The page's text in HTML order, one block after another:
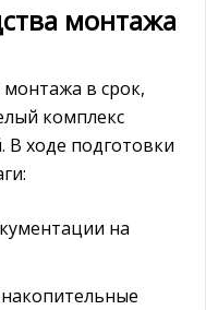
монтажа
в срок,
комплекс
В ходе подготовки
на